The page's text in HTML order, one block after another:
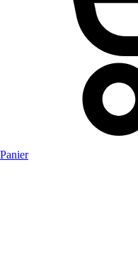
Panier